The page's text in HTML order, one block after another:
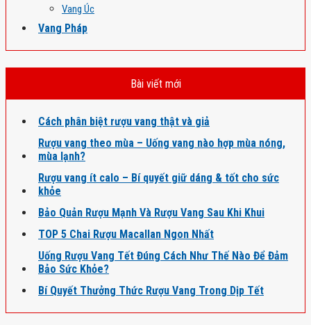
Vang Úc
Vang Pháp
Bài viết mới
Cách phân biệt rượu vang thật và giả
Rượu vang theo mùa – Uống vang nào hợp mùa nóng,
mùa lạnh?
Rượu vang ít calo – Bí quyết giữ dáng & tốt cho sức
khỏe
Bảo Quản Rượu Mạnh Và Rượu Vang Sau Khi Khui
TOP 5 Chai Rượu Macallan Ngon Nhất
Uống Rượu Vang Tết Đúng Cách Như Thế Nào Để Đảm
Bảo Sức Khỏe?
Bí Quyết Thưởng Thức Rượu Vang Trong Dịp Tết